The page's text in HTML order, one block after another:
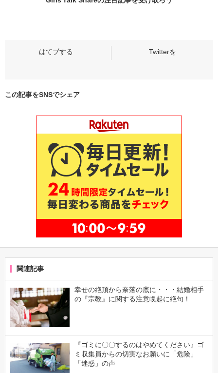
この記事をSNSでシェア
関連記事
幸せの絶頂から奈落の底に・・・結婚相手
の『宗教』に関する注意喚起に絶句！
『ゴミに〇〇するのはやめてください』ゴ
ミ収集員からの切実なお願いに「危険」
「迷惑」の声